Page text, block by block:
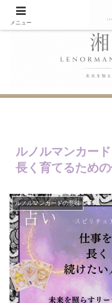
ルノルマンカー
長く育てるため
ルノルマンカードの意味
メニュー